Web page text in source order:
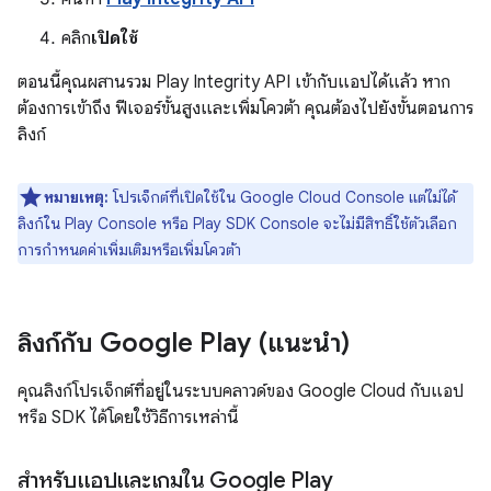
คลิกเปิดใช้
ตอนนี้คุณผสานรวม Play Integrity API เข้ากับแอปได้แล้ว หาก
ต้องการเข้าถึง ฟีเจอร์ขั้นสูงและเพิ่มโควต้า คุณต้องไปยังขั้นตอนการ
ลิงก์
หมายเหตุ: โปรเจ็กต์ที่เปิดใช้ใน Google Cloud Console แต่ไม่ได้
ลิงก์ใน Play Console หรือ Play SDK Console จะไม่มีสิทธิ์ใช้ตัวเลือก
การกำหนดค่าเพิ่มเติมหรือเพิ่มโควต้า
ลิงก์กับ Google Play (แนะนำ)
คุณลิงก์โปรเจ็กต์ที่อยู่ในระบบคลาวด์ของ Google Cloud กับแอป
หรือ SDK ได้โดยใช้วิธีการเหล่านี้
สำหรับแอปและเกมใน Google Play